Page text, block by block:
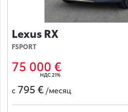
Lexus RX
FSPORT
75 000 €
НДС 21%
с 795 € /месяц